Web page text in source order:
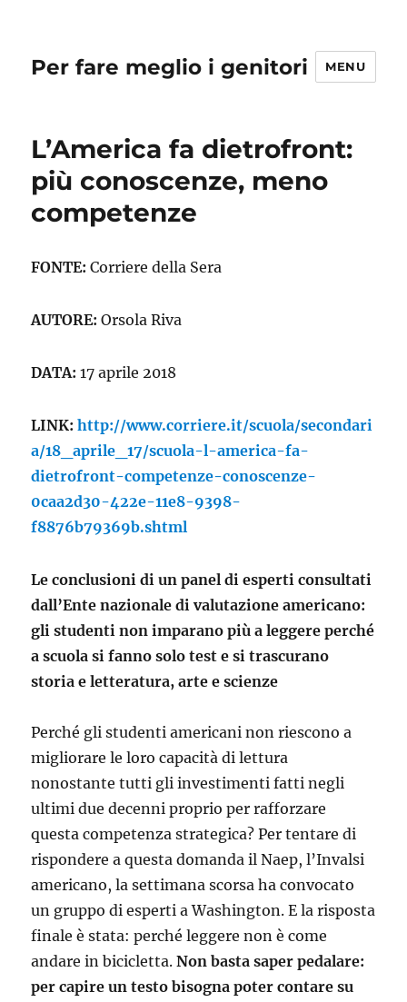
Per fare meglio i genitori MENU
L’America fa dietrofront:
più conoscenze, meno
competenze
FONTE: Corriere della Sera
AUTORE: Orsola Riva
DATA: 17 aprile 2018
LINK:http://www.corriere.it/scuola/secondari
a/18_aprile_17/scuola-l-america-fa-
dietrofront-competenze-conoscenze-
0caa2d30-422e-11e8-9398-
f8876b79369b.shtml
Le conclusioni di un panel di esperti consultati
dall’Ente nazionale di valutazione americano:
gli studenti non imparano più a leggere perché
a scuola si fanno solo test e si trascurano
storia e letteratura, arte e scienze
Perché gli studenti americani non riescono a
migliorare le loro capacità di lettura
nonostante tutti gli investimenti fatti negli
ultimi due decenni proprio per rafforzare
questa competenza strategica? Per tentare di
rispondere a questa domanda il Naep, l’Invalsi
americano, la settimana scorsa ha convocato
un gruppo di esperti a Washington. E la risposta
finale è stata: perché leggere non è come
andare in bicicletta.Non basta saper pedalare:
per capire un testo bisogna poter contare su